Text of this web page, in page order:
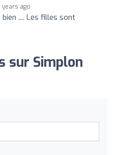
years ago
bien .... Les filles sont
sur Simplon